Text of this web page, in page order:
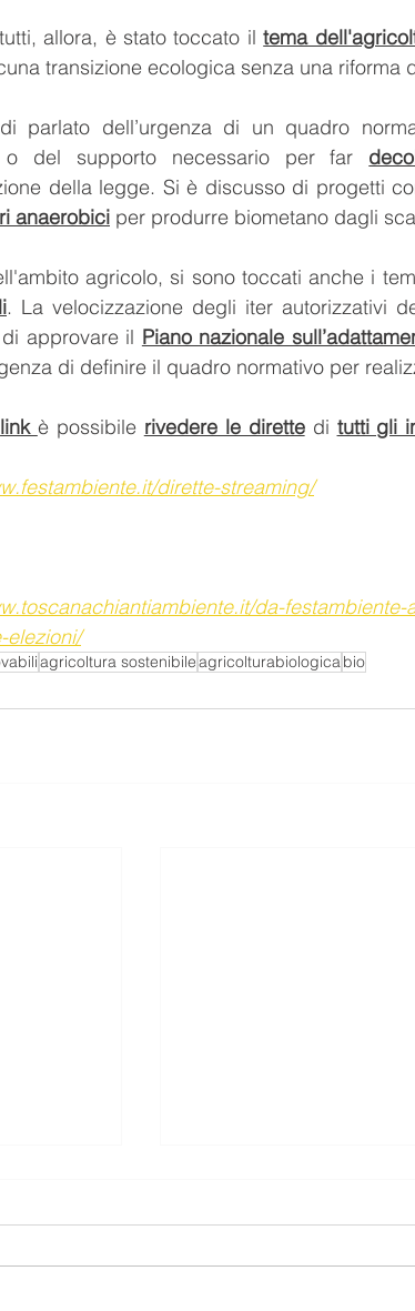
allora, è stato toccato il tema
transizione ecologica senza una riforma
parlato dell’urgenza di un quadro
del supporto necessario per far
della legge. Si è discusso di progetti
anaerobici per produrre biometano dagli
agricolo, si sono toccati anche i
. La velocizzazione degli iter autorizzativi
approvare il Piano nazionale
di definire il quadro normativo per
link è possibile rivedere le dirette di tutti gli
dirette-streaming/
da-
elezioni/
agricoltura sostenibileagricolturabiologicabio